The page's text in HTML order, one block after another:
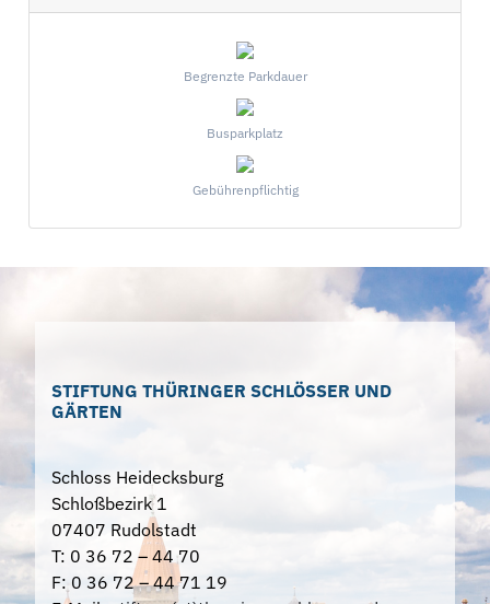
Begrenzte Parkdauer
Busparkplatz
Gebührenpflichtig
STIFTUNG THÜRINGER SCHLÖSSER UND
GÄRTEN
Schloss Heidecksburg
Schloßbezirk 1
07407 Rudolstadt
T: 0 36 72 – 44 70
F: 0 36 72 – 44 71 19